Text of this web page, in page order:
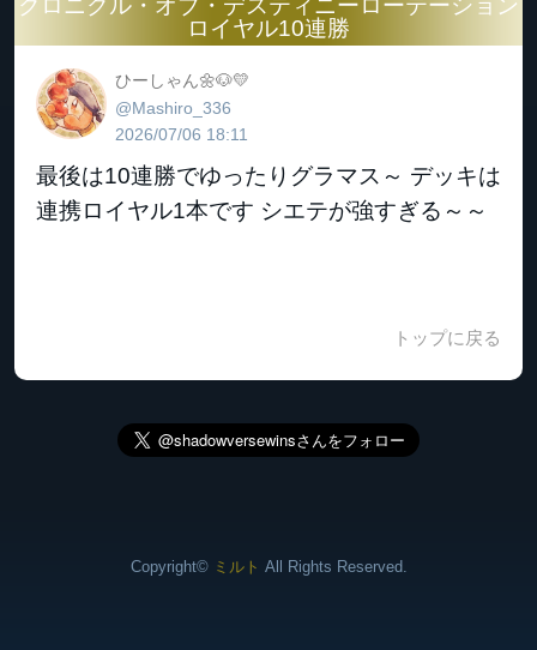
ロイヤル10連勝
ひーしゃん🌼🐶💛
@Mashiro_336
2026/07/06 18:11
最後は10連勝でゆったりグラマス～ デッキは
連携ロイヤル1本です シエテが強すぎる～～
トップに戻る
Copyright© ミルト All Rights Reserved.